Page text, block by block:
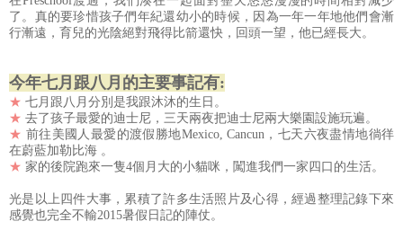
了。真的要珍惜孩子們年紀還幼小的時候，因為一年一年地他們會漸
行漸遠，育兒的光陰絕對飛得比箭還快，回頭一望，他已經長大。
今年七月跟八月的主要事記有:
★ 七月跟八月分別是我跟沐沐的生日。
★ 去了孩子最愛的迪士尼，三天兩夜把迪士尼兩大樂園設施玩遍。
★ 前往美國人最愛的渡假勝地Mexico, Cancun，七天六夜盡情地徜徉
在蔚藍加勒比海 。
★ 家的後院跑來一隻4個月大的小貓咪，闖進我們一家四口的生活。
光是以上四件大事，累積了許多生活照片及心得，經過整理記錄下來
感覺也完全不輸2015暑假日記的陣仗。